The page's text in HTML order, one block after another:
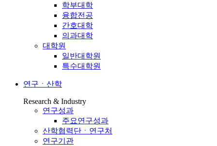
학부대학
융합전공
간호대학
의과대학
대학원
일반대학원
특수대학원
연구ㆍ산학
Research & Industry
연구성과
주요연구성과
산학협력단ㆍ연구처
연구기관